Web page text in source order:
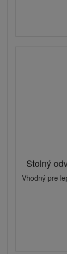
Stolný
Vhodný pre